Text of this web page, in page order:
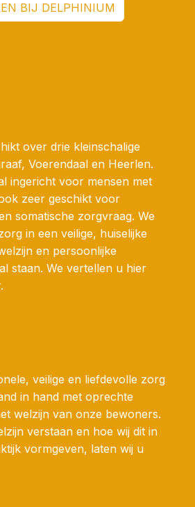
BIJ DELPHINIUM
over drie kleinschalige
Voerendaal en Heerlen.
ingericht voor mensen met
zeer geschikt voor
somatische zorgvraag. We
in een veilige, huiselijke
en persoonlijke
staan. We vertellen u hier
veilige en liefdevolle zorg
in hand met oprechte
welzijn van onze bewoners.
verstaan en hoe wij dit in
vormgeven, laten wij u